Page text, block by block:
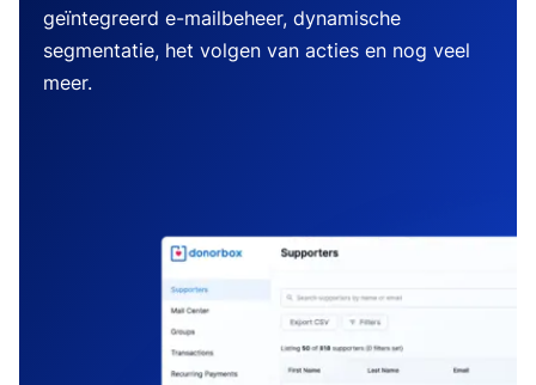
geïntegreerd e-mailbeheer, dynamische
segmentatie, het volgen van acties en nog veel
meer.